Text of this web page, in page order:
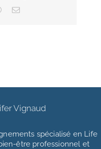
WhatsApp
Email
Vignaud
spécialisé en Life
être professionnel et